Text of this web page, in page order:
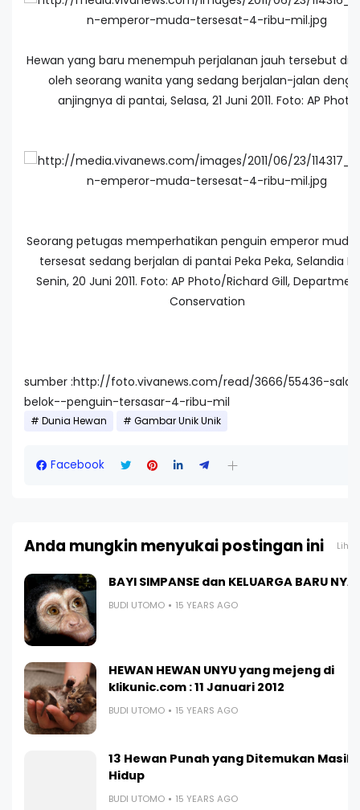
Hewan yang baru menempuh perjalanan jauh tersebut
oleh seorang wanita yang sedang berjalan-jalan
anjingnya di pantai, Selasa, 21 Juni 2011. Foto: AP Photo
Seorang petugas memperhatikan penguin emperor muda
tersesat sedang berjalan di pantai Peka Peka, Selandia
Senin, 20 Juni 2011. Foto: AP Photo/Richard Gill,
Conservation
sumber :http://foto.vivanews.com/read/3666/55436-
belok--penguin-tersasar-4-ribu-mil
Dunia Hewan Gambar Unik Unik
Facebook
Anda mungkin menyukai postingan ini
BAYI SIMPANSE dan KELUARGA BARU NYA
BUDI UTOMO 15 YEARS AGO
HEWAN HEWAN UNYU yang mejeng di
klikunic.com : 11 Januari 2012
BUDI UTOMO 15 YEARS AGO
13 Hewan Punah yang Ditemukan Masih
Hidup
BUDI UTOMO 15 YEARS AGO